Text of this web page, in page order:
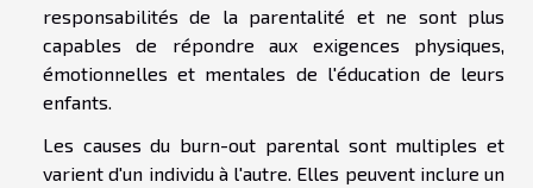
responsabilités de la parentalité et ne sont plus
capables de répondre aux exigences physiques,
émotionnelles et mentales de l'éducation de leurs
enfants.
Les causes du burn-out parental sont multiples et
varient d'un individu à l'autre. Elles peuvent inclure un